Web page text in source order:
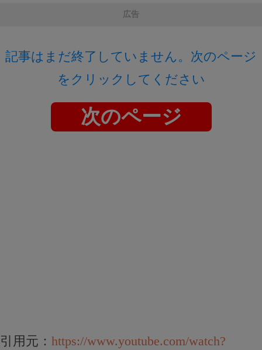
広告
記事はまだ終了していません。次のページ
をクリックしてください
次のページ
引用元： https://www.youtube.com/watch?